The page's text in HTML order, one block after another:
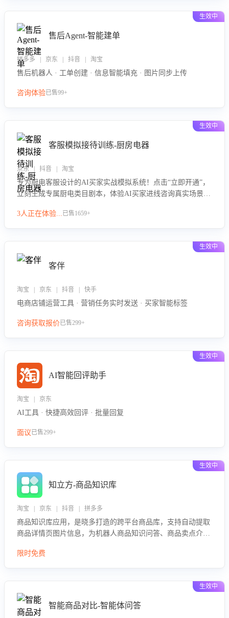
生效中
售后Agent-智能建单
拼多多 | 京东 | 抖音 | 淘宝
售后机器人 · 工单创建 · 信息智能填充 · 图片同步上传
咨询体验已售99+
生效中
客服模拟接待训练-厨房电器
京东 | 抖音 | 淘宝
专为厨电客服设计的AI买家实战模拟系统！点击“立即开通”，
立刻生成专属厨电类目剧本，体验AI买家进线咨询真实场景训
技巧！
3人正在体验...已售1659+
生效中
客伴
淘宝 | 京东 | 抖音 | 快手
电商店铺运营工具 · 营销任务实时发送 · 买家智能标签
咨询获取报价已售299+
生效中
AI智能回评助手
淘宝 | 京东
AI工具 · 快捷高效回评 · 批量回复
面议已售299+
生效中
知立方-商品知识库
淘宝 | 京东 | 抖音 | 拼多多
商品知识库应用，是晓多打造的跨平台商品库，支持自动提取
商品详情页图片信息，为机器人商品知识问答、商品卖点介绍
限时免费
生效中
智能商品对比-智能体问答